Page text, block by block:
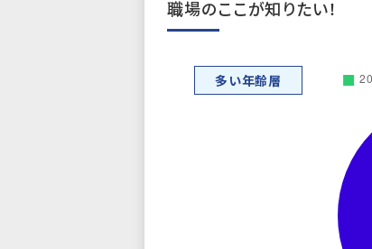
職場のここが知りたい！
多い年齢層